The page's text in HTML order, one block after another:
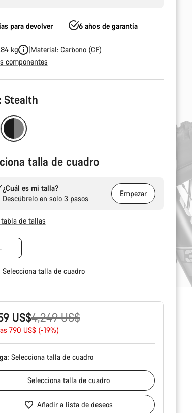
para devolver 6 años de garantía
kg
Material: Carbono (CF)
componentes
Stealth
talla de cuadro
¿Cuál es mi talla?
Descúbrelo en solo 3 pasos
Empezar
de tallas
Selecciona talla de cuadro
US$4,249 US$
790 US$ (-19%)
Selecciona talla de cuadro
Seleccionatalla de cuadro
Añadir a lista de deseos